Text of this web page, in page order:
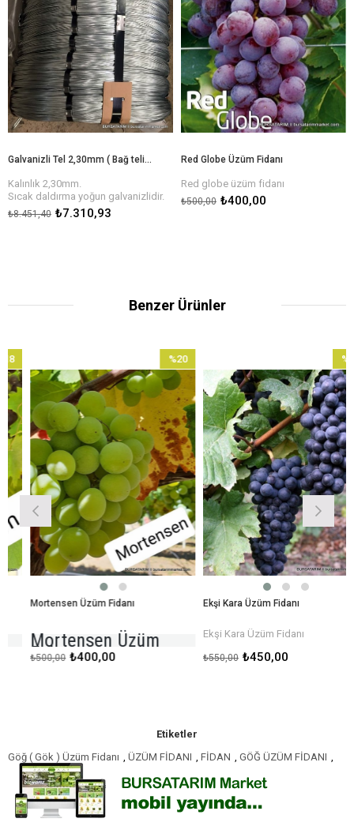
Galvanizli Tel 2,30mm ( Bağ teli ) - 50kg Kangal
Kalınlık 2,30mm.
Sıcak daldırma yoğun galvanizlidir.
20 yıl kullanım ömrü.
50 Kg kangallarda
₺7.310,93
₺8.451,40
Red Globe Üzüm Fidanı
Red globe üzüm fidanı
₺400,00
₺500,00
Benzer Ürünler
Mortensen Üzüm Fidanı
Mortensen Üzüm
Fidanı₺400,00
₺500,00
İndirim
%20İndirim
Ekşi Kara Üzüm Fidanı
Ekşi Kara Üzüm Fidanı
₺450,00
₺550,00
İndirim
Etiketler
Göğ ( Gök ) Üzüm Fidanı
ÜZÜM FİDANI FİDAN GÖĞ ÜZÜM FİDANI